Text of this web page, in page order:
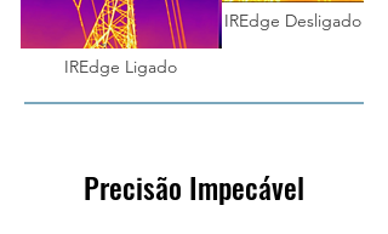
IREdge Desligado
IREdge Ligado
Precisão Impecável